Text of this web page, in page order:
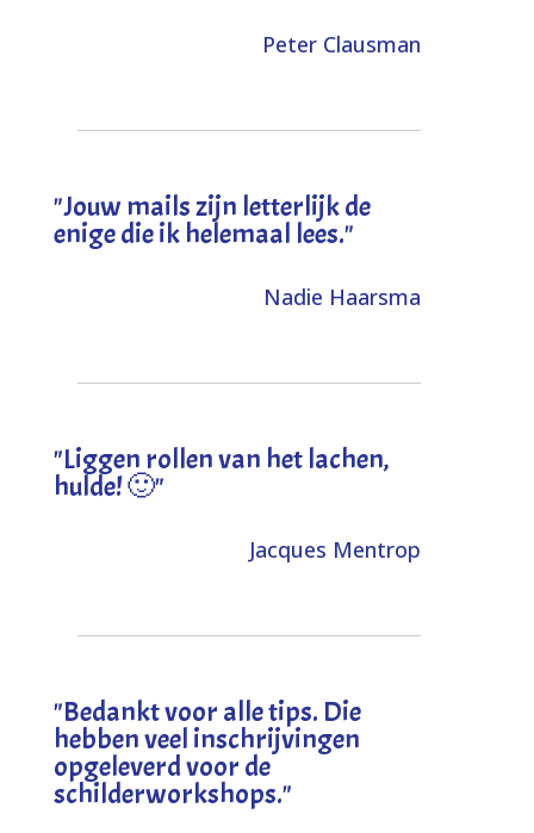
Peter Clausman
"Jouw mails zijn letterlijk de
enige die ik helemaal lees."
Nadie Haarsma
"Liggen rollen van het lachen,
hulde! 🙂"
Jacques Mentrop
"Bedankt voor alle tips. Die
hebben veel inschrijvingen
opgeleverd voor de
schilderworkshops."